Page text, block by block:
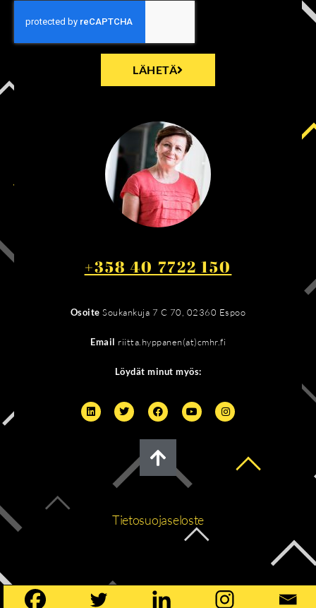
LÄHETÄ
+358 40 7722 150
OsoiteSoukankuja 7 C 70, 02360 Espoo
Email riitta.hyppanen(at)cmhr.fi
Löydät minut myös:
Tietosuojaseloste